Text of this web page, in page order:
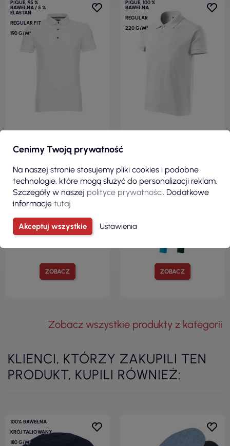
PIQUE, 95 %
BAWEŁNA / 5 %
ELASTAN
REGULAR FIT
190 G/M²
ZOBACZ
55,57 zł
( 68,35 zł brutto )
Polo męska mars
biały/granatowy Crimson Cut
PIQUE, 100 %
BAWEŁNA
REGULAR
220 G/M²
ZOBACZ
Koszulka polo męska cotton
heavy 215 biały Adler Malfini
Zobacz wszystkie produkty z kategorii
KLIENCI, KTÓRZY ZAKUPILI TEN
PRODUKT, KUPILI RÓWNIEŻ:
100% BAWEŁNA
KRÓJ TALIOWANY
180 G/M²
Cenimy Twoją prywatność
Na naszej stronie stosujemy pliki cookies i podobne
technologie, które mogą służyć do personalizacji reklam.
Szczegóły w naszej polityce prywatności . Dodatkowe
informacje tutaj
Akceptuj wszystkie Ustawienia